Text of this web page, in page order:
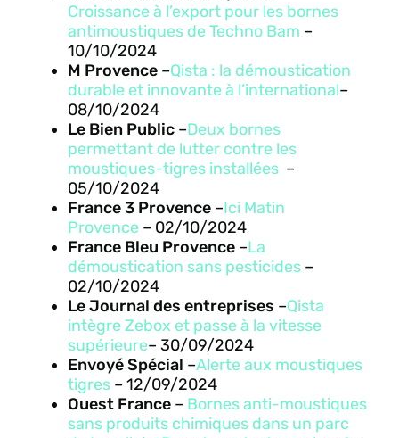
Croissance à l’export pour les bornes
antimoustiques de Techno Bam –
10/10/2024
M Provence –Qista : la démoustication
durable et innovante à l’international–
08/10/2024
Le Bien Public –Deux bornes
permettant de lutter contre les
moustiques-tigres installées –
05/10/2024
France 3 Provence –Ici Matin
Provence – 02/10/2024
France Bleu Provence –La
démoustication sans pesticides –
02/10/2024
Le Journal des entreprises –Qista
intègre Zebox et passe à la vitesse
supérieure– 30/09/2024
Envoyé Spécial –Alerte aux moustiques
tigres – 12/09/2024
Ouest France – Bornes anti-moustiques
sans produits chimiques dans un parc